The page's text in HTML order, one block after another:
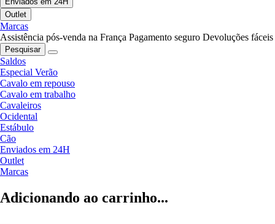
Outlet
Marcas
Assistência pós-venda na França Pagamento seguro Devoluções fáceis
Pesquisar
Saldos
Especial Verão
Cavalo em repouso
Cavalo em trabalho
Cavaleiros
Ocidental
Estábulo
Cão
Enviados em 24H
Outlet
Marcas
Adicionando ao carrinho...